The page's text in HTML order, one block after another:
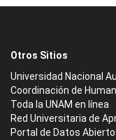
Otros Sitios
Universidad Nacional
Coordinación de
Toda la UNAM en línea
Red Universitaria de
Portal de Datos